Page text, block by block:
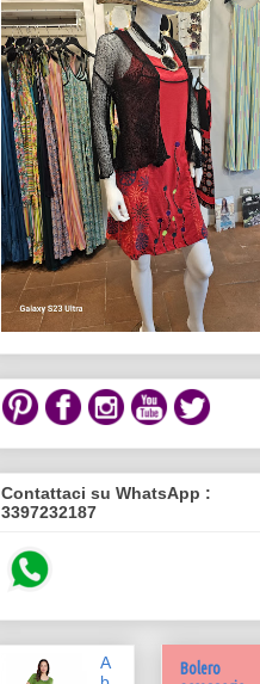
Contattaci su WhatsApp :
3397232187
A
Bolero